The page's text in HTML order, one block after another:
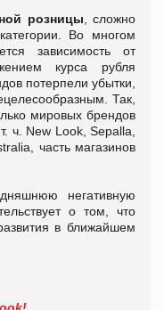
розницы , сложно
Во многом
зависимость от
курса рубля
потерпели убытки,
Так,
мировых брендов
ч. New Look, Sepalla,
часть магазинов
негативную
о том, что
в ближайшем